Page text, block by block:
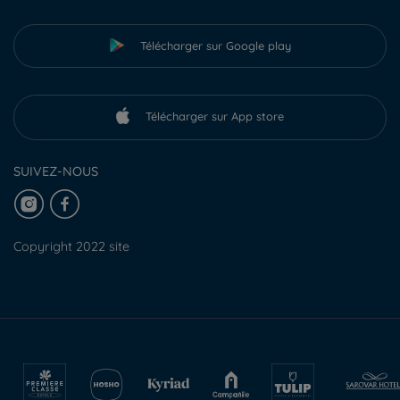
Télécharger sur Google play
Télécharger sur App store
SUIVEZ-NOUS
Copyright 2022 site